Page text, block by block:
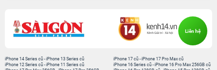
iPhone 14 Series cũ -iPhone 13 Series cũ
iPhone 12 Series cũ -iPhone 11 Series cũ
iPhone 17 cũ -iPhone 17 Pro Max cũ
iPhone 16 Series cũ - iPhone 16 Pro Max 256GB cũ
Liên hệ